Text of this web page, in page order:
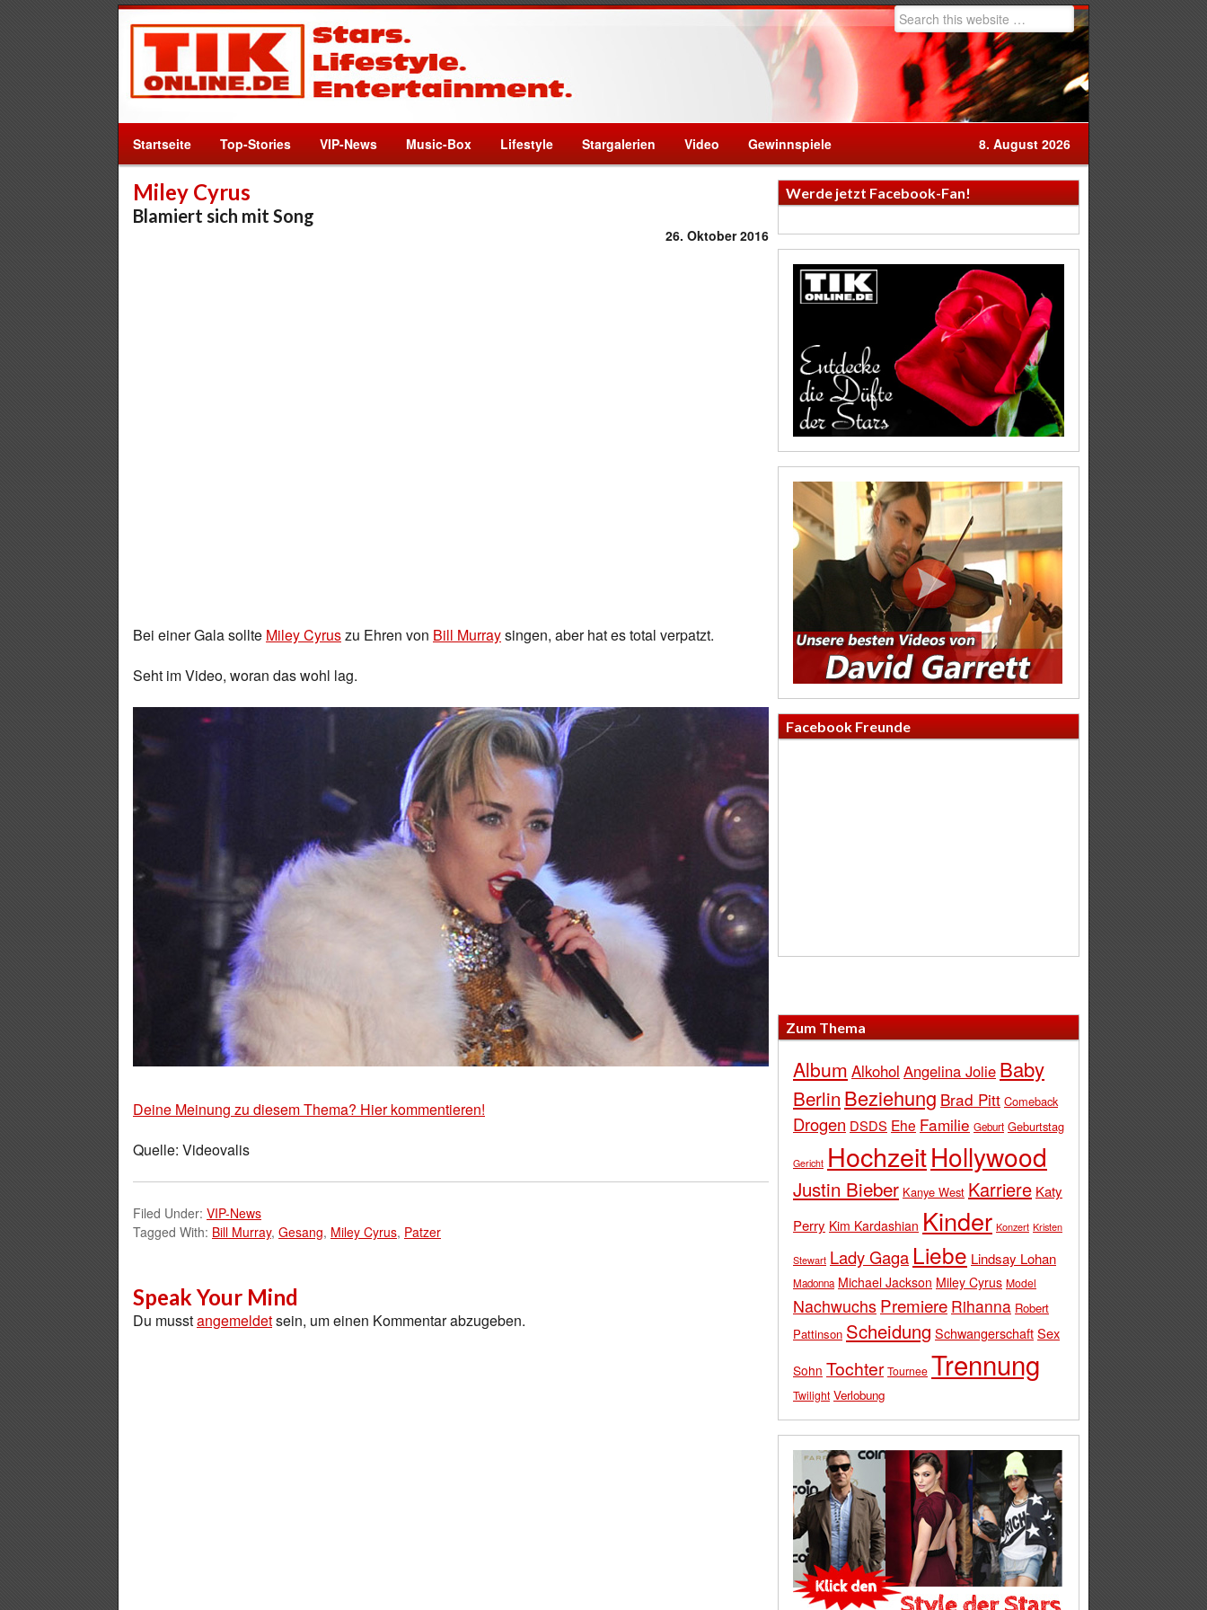
Startseite Top-Stories VIP-News Music-Box Lifestyle Stargalerien Video Gewinnspiele 8. August 2026
Miley Cyrus
Blamiert sich mit Song
26. Oktober 2016
Bei einer Gala sollte Miley Cyruszu Ehren von Bill Murraysingen, aber hat es total verpatzt.
Seht im Video, woran das wohl lag.
Deine Meinung zu diesem Thema? Hier kommentieren!
Quelle: Videovalis
Filed Under: VIP-News
Tagged With: Bill Murray, Gesang, Miley Cyrus, Patzer
Speak Your Mind
Du musstangemeldetsein, um einen Kommentar abzugeben.
Werde jetzt Facebook-Fan!
Facebook Freunde
Zum Thema
Album Alkohol Angelina Jolie Baby
Berlin Beziehung Brad Pitt Comeback
Drogen DSDS Ehe Familie Geburt Geburtstag
Gericht HochzeitHollywood
Justin Bieber Kanye West Karriere Katy
Perry Kim Kardashian Kinder Konzert Kristen
Stewart Lady Gaga Liebe Lindsay Lohan
Madonna Michael Jackson Miley Cyrus Model
Nachwuchs Premiere Rihanna Robert
Pattinson Scheidung SchwangerschaftSex
Sohn Tochter Tournee Trennung
Twilight Verlobung